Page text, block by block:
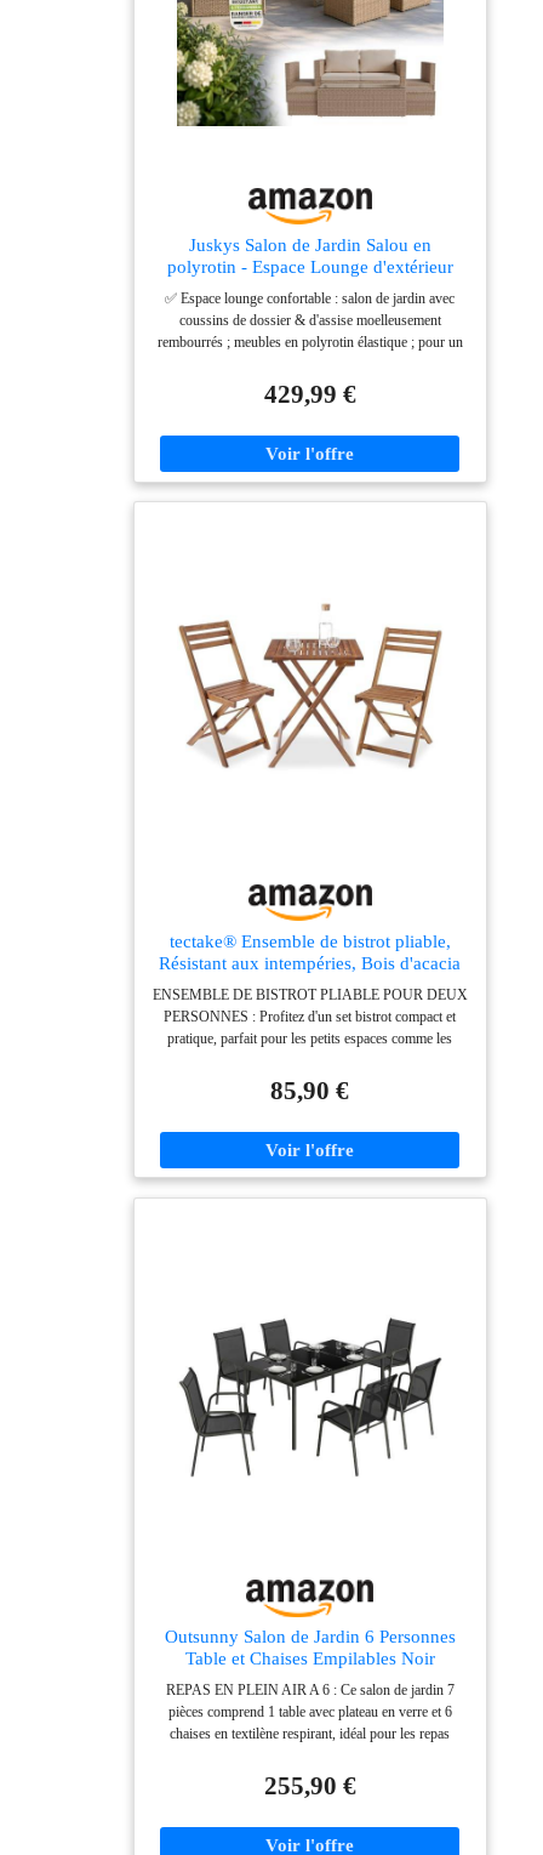
Juskys Salon de Jardin Salou en
polyrotin - Espace Lounge d'extérieur
résistant aux intempéries pour 6
Personnes - Coin Salon avec Table &
Coussins - pour Jardin, Balcon, terrasse -
Crème/Sable
✅ Espace lounge confortable : salon de jardin avec
coussins de dossier & d'assise moelleusement
rembourrés ; meubles en polyrotin élastique ; pour un
Meubles résistants aux intempéries : salon en toile de
polyrotin & acier à revêtement poudre ; robuste &
lavables ; idéal pour une utilisation en extérieur ✅
Matériaux haute longévité : mobilier de jardin à châssis
élégant ; très estéhtique dans tout espace extérieur ✅
Entretien facile : coin lounge en matériau facile
d'entretien ; le polyrotin se nettoie d'un simple coup de
chiffon humide ; plateau en verre facile à nettoyer ;
housses lavables en tissu polyester robuste
429,99 €
tectake® Ensemble de bistrot pliable,
Résistant aux intempéries, Bois d'acacia
massif, Table extérieure et 2 chaises, Pré-
assemblé, Mobilier de terrasse, Balcon,
Jardin, Ensemble restauration - Marron
ENSEMBLE DE BISTROT PLIABLE POUR DEUX
PERSONNES : Profitez d'un set bistrot compact et
pratique, parfait pour les petits espaces comme les
de le ranger facilement après usage et de le transporter
sans effort, idéal pour les repas en duo en intérieur
PRATICITÉ DU MOBILIER DE CAFÉ ROBUSTE :
Ce mobilier bistrot comprend une table et deux chaises
piètements en X en acier galvanisé assurent une
excellente stabilité et solidité, même lors d'utilisations
extérieures fréquentes. Le plateau de table possède un
blocage sécurisé double face pour une utilisation sans
risque, rendant ce set fiable pour tous types d'usage.
MATÉRIAUX DURABLES POUR MOBILIER
EXTÉRIEUR : Le Bois d'acacia huilé associé à une
structure en acier galvanisé garantit une durabilité face
ESPACE RESTREINT : La table de 60 x 60 cm ainsi
que les chaises de 44 x 50 x 83 cm s’adaptent à toutes
les configurations d’espace. Le poids léger (table 4,9
kg, chaise 3,3 kg) facilite leur déplacement pour
aménager votre coin repas facilement, tout en
supportant une charge confortable.
85,90 €
Outsunny Salon de Jardin 6 Personnes
Table et Chaises Empilables Noir
REPAS EN PLEIN AIR A 6 : Ce salon de jardin 7
pièces comprend 1 table avec plateau en verre et 6
chaises en textilène respirant, idéal pour les repas
sur la terrasse RANGEMENT FACILE ET GAIN DE
PLACE : Les chaises de ce salon de jardin extérieur
quand vous ne les utilisez pas, afin de garder votre
255,90 €